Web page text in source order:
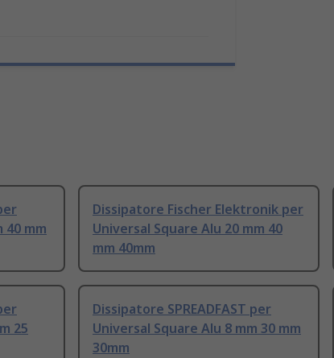
40 mm
Dissipatore Fischer Elektronik per
Universal Square Alu 20 mm 40
mm 40mm
25
Dissipatore SPREADFAST per
Universal Square Alu 8 mm 30 mm
30mm